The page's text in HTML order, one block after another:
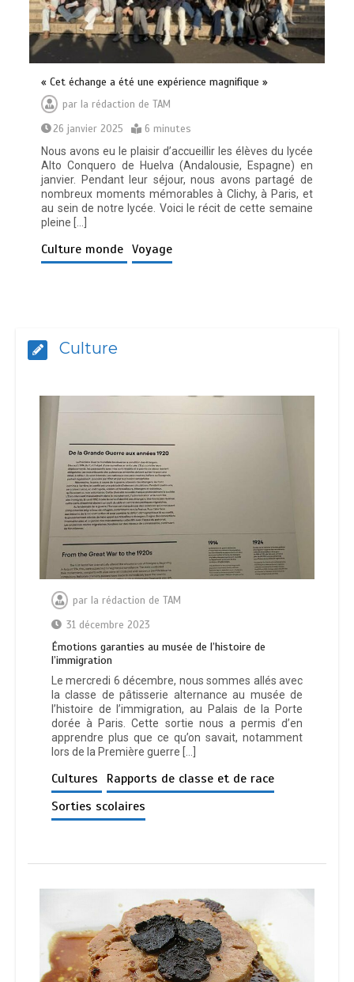
« Cet échange a été une expérience magnifique »
par la rédaction de TAM
26 janvier 2025
6 minutes
Nous avons eu le plaisir d’accueillir les élèves du lycée
Alto Conquero de Huelva (Andalousie, Espagne) en
janvier. Pendant leur séjour, nous avons partagé de
nombreux moments mémorables à Clichy, à Paris, et
au sein de notre lycée. Voici le récit de cette semaine
pleine […]
Culture monde Voyage
Culture
par la rédaction de TAM
31 décembre 2023
Émotions garanties au musée de l’histoire de
l’immigration
Le mercredi 6 décembre, nous sommes allés avec
la classe de pâtisserie alternance au musée de
l’histoire de l’immigration, au Palais de la Porte
dorée à Paris. Cette sortie nous a permis d’en
apprendre plus que ce qu’on savait, notamment
lors de la Première guerre […]
Cultures
Rapports de classe et de race
Sorties scolaires